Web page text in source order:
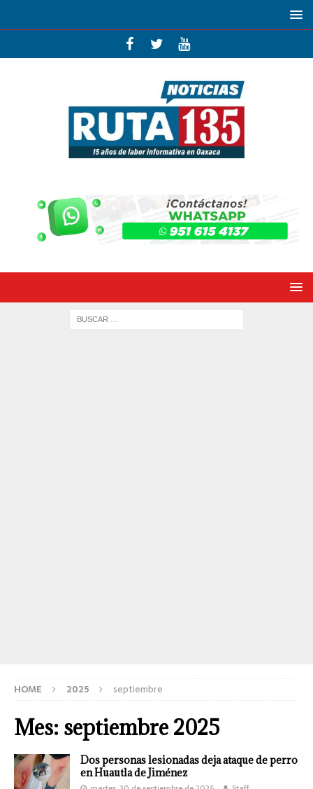
HOME 2025 septiembre
Mes: septiembre 2025
Dos personas lesionadas deja ataque de perro
en Huautla de Jiménez